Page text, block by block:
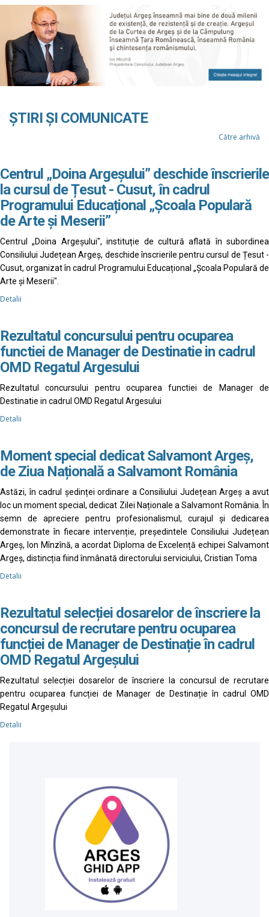
ȘTIRI ȘI COMUNICATE
Către arhivă
Centrul „Doina Argeșului” deschide înscrierile
la cursul de Țesut - Cusut, în cadrul
Programului Educațional „Școala Populară
de Arte și Meserii”
Centrul „Doina Argeșului", instituție de cultură aflată în subordinea
Consiliului Județean Argeș, deschide înscrierile pentru cursul de Țesut -
Cusut, organizat în cadrul Programului Educațional „Școala Populară de
Arte și Meserii".
Detalii
Rezultatul concursului pentru ocuparea
functiei de Manager de Destinatie in cadrul
OMD Regatul Argesului
Rezultatul concursului pentru ocuparea functiei de Manager de
Destinatie in cadrul OMD Regatul Argesului
Detalii
Moment special dedicat Salvamont Argeș,
de Ziua Națională a Salvamont România
Astăzi, în cadrul ședinței ordinare a Consiliului Județean Argeș a avut
loc un moment special, dedicat Zilei Naționale a Salvamont România. În
semn de apreciere pentru profesionalismul, curajul și dedicarea
demonstrate în fiecare intervenție, președintele Consiliului Județean
Argeș, Ion Mînzînă, a acordat Diploma de Excelență echipei Salvamont
Argeș, distincția fiind înmânată directorului serviciului, Cristian Toma
Detalii
Rezultatul selecției dosarelor de înscriere la
concursul de recrutare pentru ocuparea
funcției de Manager de Destinație în cadrul
OMD Regatul Argeșului
Rezultatul selecției dosarelor de înscriere la concursul de recrutare
pentru ocuparea funcției de Manager de Destinație în cadrul OMD
Regatul Argeșului
Detalii